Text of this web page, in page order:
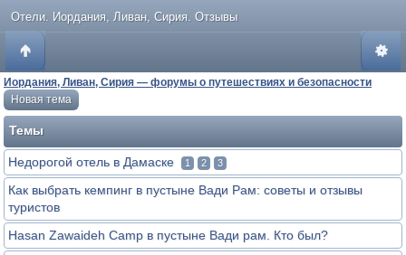
Отели. Иордания, Ливан, Сирия. Отзывы
Иордания, Ливан, Сирия — форумы о путешествиях и безопасности
Новая тема
Темы
Недорогой отель в Дамаске 1 2 3
Как выбрать кемпинг в пустыне Вади Рам: советы и отзывы
туристов
Hasan Zawaideh Camp в пустыне Вади рам. Кто был?